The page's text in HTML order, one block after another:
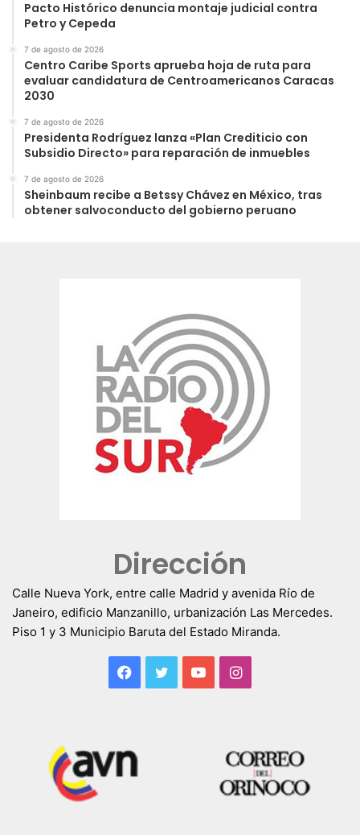
Pacto Histórico denuncia montaje judicial contra
Petro y Cepeda
7 de agosto de 2026
Centro Caribe Sports aprueba hoja de ruta para
evaluar candidatura de Centroamericanos Caracas
2030
7 de agosto de 2026
Presidenta Rodríguez lanza «Plan Crediticio con
Subsidio Directo» para reparación de inmuebles
7 de agosto de 2026
Sheinbaum recibe a Betssy Chávez en México, tras
obtener salvoconducto del gobierno peruano
Dirección
Calle Nueva York, entre calle Madrid y avenida Río de
Janeiro, edificio Manzanillo, urbanización Las Mercedes.
Piso 1 y 3 Municipio Baruta del Estado Miranda.
Facebook
TwitterYouTubeInstagram